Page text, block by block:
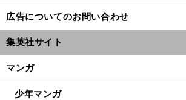
広告についてのお問い合わせ
集英社サイト
マンガ
少年マンガ